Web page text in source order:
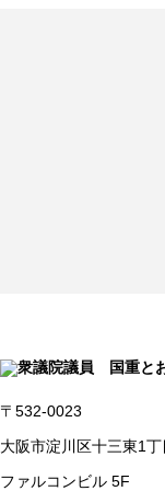
〒532-0023
大阪市淀川区十三東1
ファルコンビル 5F